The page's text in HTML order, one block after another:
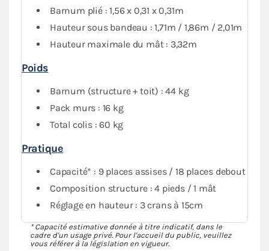
pliant vous assure une protection maximale contre les
conditions météorologiques. Vous avez aussi la
possibilité de fermer intégralement votre espace si
nécessaire.
Barnum plié : 1,56 x 0,31 x 0,31m
Hauteur sous bandeau : 1,71m / 1,86m / 2,01m
Hauteur maximale du mât : 3,32m
Poids
Barnum (structure + toit) : 44 kg
Pack murs : 16 kg
Total colis : 60 kg
Pratique
Capacité* : 9 places assises / 18 places debout
Composition structure : 4 pieds / 1 mât
Réglage en hauteur : 3 crans à 15cm
* Capacité estimative donnée à titre indicatif, dans le
cadre d'un usage privé. Pour l'accueil du public, veuillez
vous référer à la législation en vigueur.